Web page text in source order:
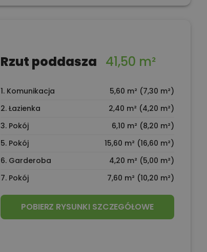
Rzut poddasza 41,50 m²
1. Komunikacja
5,60 m² (7,30 m²)
2. Łazienka
2,40 m² (4,20 m²)
3. Pokój
6,10 m² (8,20 m²)
5. Pokój
15,60 m² (16,60 m²)
6. Garderoba
4,20 m² (5,00 m²)
7. Pokój
7,60 m² (10,20 m²)
POBIERZ RYSUNKI SZCZEGÓŁOWE